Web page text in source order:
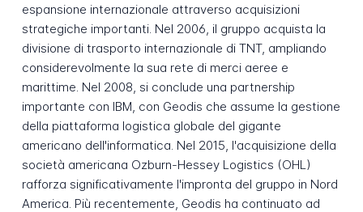
espansione internazionale attraverso acquisizioni
strategiche importanti. Nel 2006, il gruppo acquista la
divisione di trasporto internazionale di TNT, ampliando
considerevolmente la sua rete di merci aeree e
marittime. Nel 2008, si conclude una partnership
importante con IBM, con Geodis che assume la gestione
della piattaforma logistica globale del gigante
americano dell'informatica. Nel 2015, l'acquisizione della
società americana Ozburn-Hessey Logistics (OHL)
rafforza significativamente l'impronta del gruppo in Nord
America. Più recentemente, Geodis ha continuato ad